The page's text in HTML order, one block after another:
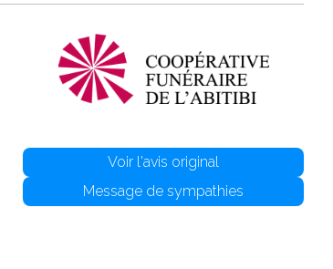
Voir l'avis original
Message de sympathies